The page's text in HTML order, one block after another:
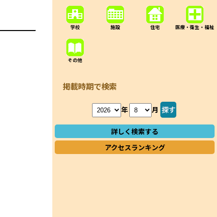
学校 施設 住宅 医療・衛生・福祉
その他
掲載時期で検索
年 月
詳しく検索する
アクセスランキング